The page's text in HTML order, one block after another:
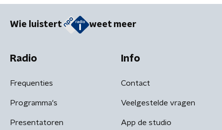
Wie luistert weet meer
Radio
Frequenties
Programma's
Presentatoren
Info
Contact
Veelgestelde vragen
App de studio